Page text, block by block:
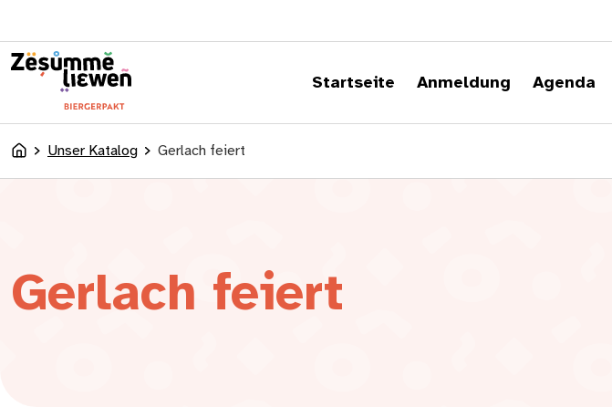
Startseite Anmeldung Agenda
AccueilUnser Katalog Gerlach feiert
Gerlach feiert